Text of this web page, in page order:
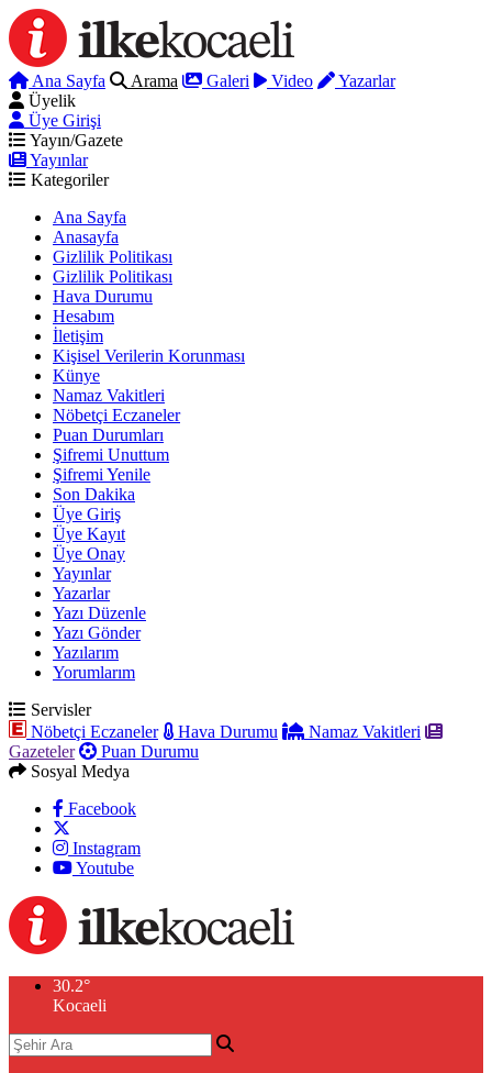
Ana Sayfa Arama Galeri Video
Yazarlar
Üyelik
Üye Girişi
Yayın/Gazete
Yayınlar
Kategoriler
Ana Sayfa
Anasayfa
Gizlilik Politikası
Gizlilik Politikası
Hava Durumu
Hesabım
İletişim
Kişisel Verilerin Korunması
Künye
Namaz Vakitleri
Nöbetçi Eczaneler
Puan Durumları
Şifremi Unuttum
Şifremi Yenile
Son Dakika
Üye Giriş
Üye Kayıt
Üye Onay
Yayınlar
Yazarlar
Yazı Düzenle
Yazı Gönder
Yazılarım
Yorumlarım
Servisler
Nöbetçi Eczaneler
Hava Durumu
Namaz Vakitleri
Gazeteler
Puan Durumu
Sosyal Medya
Facebook
Instagram
Youtube
30.2°
Kocaeli